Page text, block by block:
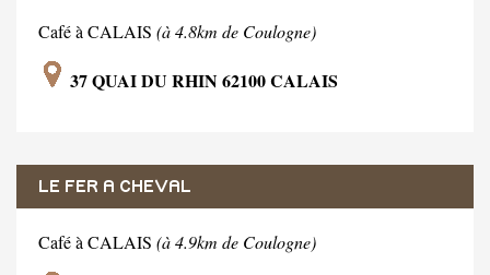
Café à CALAIS (à 4.8km de Coulogne)
37 QUAI DU RHIN 62100 CALAIS
LE FER A CHEVAL
Café à CALAIS (à 4.9km de Coulogne)